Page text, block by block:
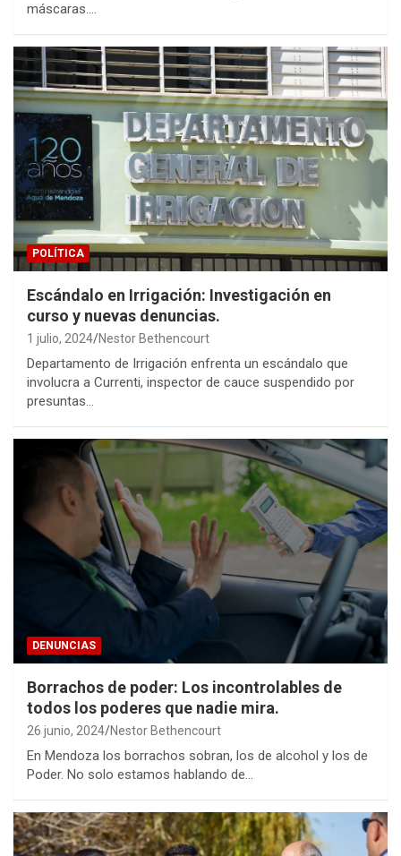
máscaras.…
POLÍTICA
Escándalo en Irrigación: Investigación en
curso y nuevas denuncias.
1 julio, 2024 Nestor Bethencourt
Departamento de Irrigación enfrenta un escándalo que
involucra a Currenti, inspector de cauce suspendido por
presuntas…
DENUNCIAS
Borrachos de poder: Los incontrolables de
todos los poderes que nadie mira.
26 junio, 2024 Nestor Bethencourt
En Mendoza los borrachos sobran, los de alcohol y los de
Poder. No solo estamos hablando de…